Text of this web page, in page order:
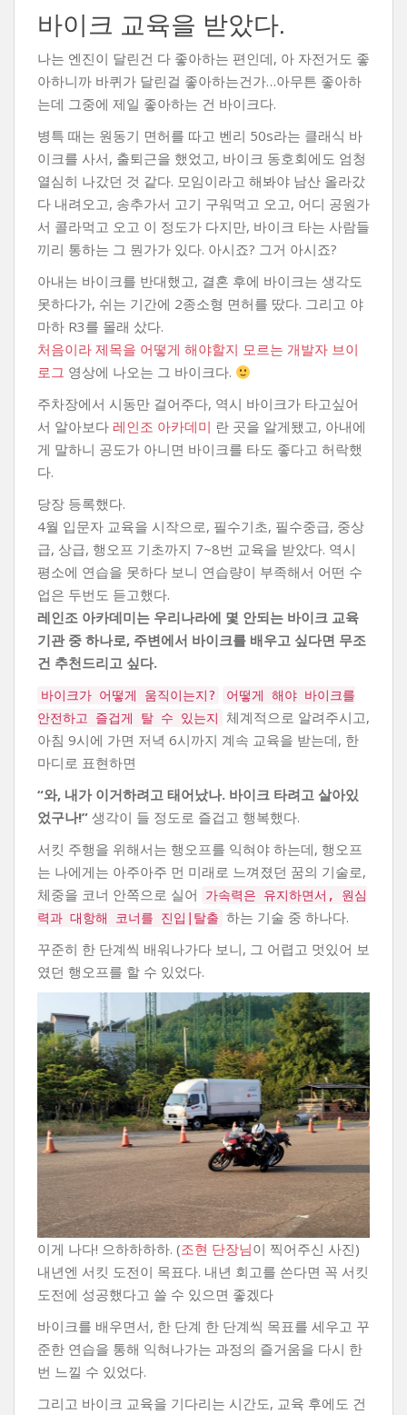
바이크 교육을 받았다.
나는 엔진이 달린건 다 좋아하는 편인데, 아 자전거도 좋
아하니까 바퀴가 달린걸 좋아하는건가…아무튼 좋아하
는데 그중에 제일 좋아하는 건 바이크다.
병특 때는 원동기 면허를 따고 벤리 50s라는 클래식 바
이크를 사서, 출퇴근을 했었고, 바이크 동호회에도 엄청
열심히 나갔던 것 같다. 모임이라고 해봐야 남산 올라갔
다 내려오고, 송추가서 고기 구워먹고 오고, 어디 공원가
서 콜라먹고 오고 이 정도가 다지만, 바이크 타는 사람들
끼리 통하는 그 뭔가가 있다. 아시죠? 그거 아시죠?
아내는 바이크를 반대했고, 결혼 후에 바이크는 생각도
못하다가, 쉬는 기간에 2종소형 면허를 땄다. 그리고 야
마하 R3를 몰래 샀다.
처음이라 제목을 어떻게 해야할지 모르는 개발자 브이
로그 영상에 나오는 그 바이크다.
주차장에서 시동만 걸어주다, 역시 바이크가 타고싶어
서 알아보다 레인조 아카데미 란 곳을 알게됐고, 아내에
게 말하니 공도가 아니면 바이크를 타도 좋다고 허락했
다.
당장 등록했다.
4월 입문자 교육을 시작으로, 필수기초, 필수중급, 중상
급, 상급, 행오프 기초까지 7~8번 교육을 받았다. 역시
평소에 연습을 못하다 보니 연습량이 부족해서 어떤 수
업은 두번도 듣고했다.
레인조 아카데미는 우리나라에 몇 안되는 바이크 교육
기관 중 하나로, 주변에서 바이크를 배우고 싶다면 무조
건 추천드리고 싶다.
바이크가 어떻게 움직이는지?
어떻게 해야 바이크를
안전하고 즐겁게 탈 수 있는지
체계적으로 알려주시고,
아침 9시에 가면 저녁 6시까지 계속 교육을 받는데, 한
마디로 표현하면
“와, 내가 이거하려고 태어났나. 바이크 타려고 살아있
었구나!” 생각이 들 정도로 즐겁고 행복했다.
서킷 주행을 위해서는 행오프를 익혀야 하는데, 행오프
는 나에게는 아주아주 먼 미래로 느껴졌던 꿈의 기술로,
체중을 코너 안쪽으로 실어
가속력은 유지하면서, 원심
력과 대항해 코너를 진입|탈출 하는 기술 중 하나다.
꾸준히 한 단계씩 배워나가다 보니, 그 어렵고 멋있어 보
였던 행오프를 할 수 있었다.
이게 나다! 으하하하하. (조현 단장님이 찍어주신 사진)
내년엔 서킷 도전이 목표다. 내년 회고를 쓴다면 꼭 서킷
도전에 성공했다고 쓸 수 있으면 좋겠다
바이크를 배우면서, 한 단계 한 단계씩 목표를 세우고 꾸
준한 연습을 통해 익혀나가는 과정의 즐거움을 다시 한
번 느낄 수 있었다.
그리고 바이크 교육을 기다리는 시간도, 교육 후에도 건